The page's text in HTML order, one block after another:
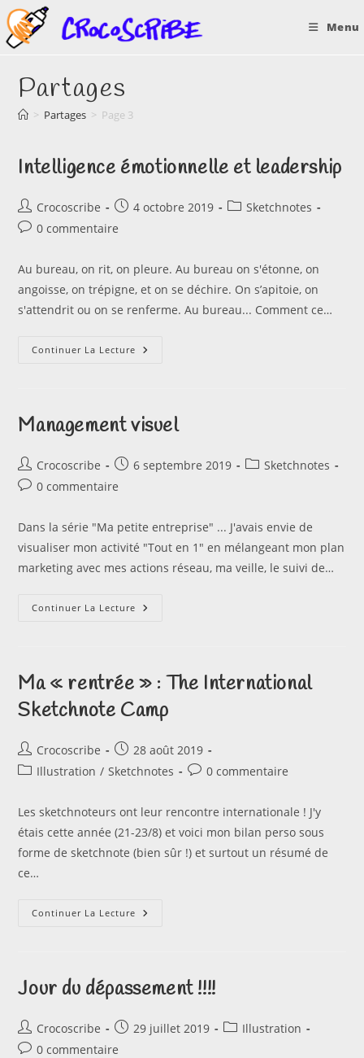
Skip
to
content
Menu
Partages
> Partages > Page 3
Intelligence émotionnelle et leadership
Auteur/autrice
de
Crocoscribe
Publication
publiée :
4 octobre 2019
PostSketchnotes
Commentaires
la
publication :
0 commentaire
Au bureau, on rit, on pleure. Au bureau on s'étonne, on
angoisse, on trépigne, et on se déchire. On s’apitoie, on
s'attendrit ou on se renferme. Au bureau... Comment ce…
Continuer La Lecture Intelligence
Management visuel
Auteur/autrice
de
Crocoscribe
Publication
publiée :
6 septembre 2019
PostSketchnotes
Commentaires
la
publication :
0 commentaire
Dans la série "Ma petite entreprise" ... J'avais envie de
visualiser mon activité "Tout en 1" en mélangeant mon plan
marketing avec mes actions réseau, ma veille, le suivi de…
Continuer La Lecture Management
Ma « rentrée » : The International
Sketchnote Camp
Auteur/autrice
de
Crocoscribe
Publication
publiée :
28 août 2019
PostIllustration / Sketchnotes
Commentaires
publication :
0 commentaire
Les sketchnoteurs ont leur rencontre internationale ! J'y
étais cette année (21-23/8) et voici mon bilan perso sous
forme de sketchnote (bien sûr !) et surtout un résumé de
ce…
Continuer La Lecture Ma
Camp
Jour du dépassement !!!!
Auteur/autrice
de
Crocoscribe
Publication
publiée :
29 juillet 2019
PostIllustration
Commentaires
0 commentaire